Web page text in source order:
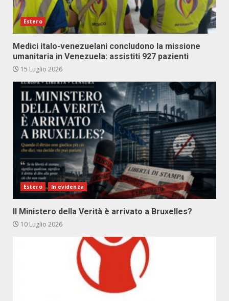
Estero
Medici italo-venezuelani concludono la missione
umanitaria in Venezuela: assistiti 927 pazienti
15 Luglio 2026
Estero In evidenza
Il Ministero della Verità è arrivato a Bruxelles?
10 Luglio 2026